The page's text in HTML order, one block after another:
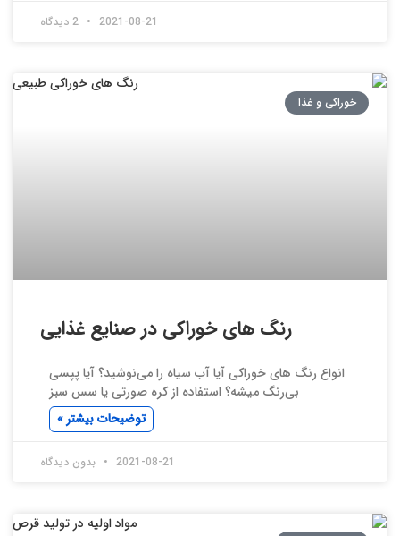
2021-08-21
خوراکی و غذا
رنگ های خوراکی در صنایع غذایی
انواع رنگ های خوراکی آیا آب سیاه را می‌نوشید؟ آیا پپسی
بی‌رنگ میشه؟ استفاده از کره صورتی یا سس سبز
توضیحات بیشتر »
2021-08-21 بدون دیدگاه